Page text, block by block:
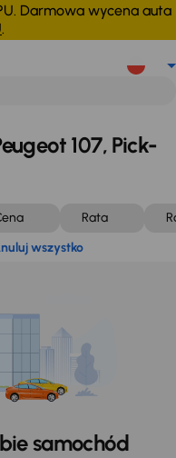
Darmowa wycena auta
.
wszystko
107, Pick-
Rata
wszystko
samochód